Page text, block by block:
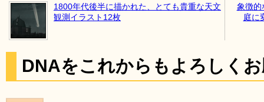
1800年代後半に描かれた、とても貴重な天文
観測イラスト12枚
象徴的
庭に
DNAをこれからもよろしく